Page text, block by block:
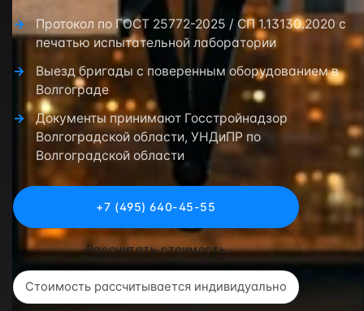
Протокол по ГОСТ 25772-2025 / СП 1.13130.2020 с
печатью испытательной лаборатории
Выезд бригады с поверенным оборудованием в
Волгограде
Документы принимают Госстройнадзор
Волгоградской области, УНДиПР по
Волгоградской области
+7 (495) 640-45-55
Рассчитать стоимость
Стоимость рассчитывается индивидуально